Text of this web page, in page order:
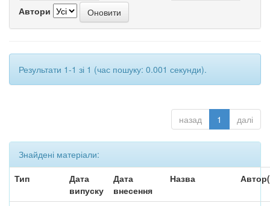
Автори
Результати 1-1 зі 1 (час пошуку: 0.001 секунди).
назад 1 далі
Знайдені матеріали:
Тип
Дата
випуску
Дата
внесення
Назва